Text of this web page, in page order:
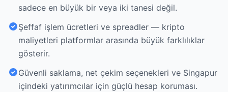
sadece en büyük bir veya iki tanesi değil.
Şeffaf işlem ücretleri ve spreadler — kripto
maliyetleri platformlar arasında büyük farklılıklar
gösterir.
Güvenli saklama, net çekim seçenekleri ve Singapur
içindeki yatırımcılar için güçlü hesap koruması.